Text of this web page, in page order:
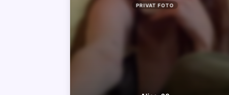
PRIVAT FOTO